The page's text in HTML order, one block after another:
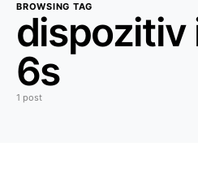
BROWSING TAG
dispozitiv
6s
1 post